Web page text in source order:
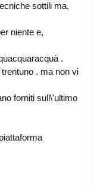
sottili ma,
niente e,
.
. ma non vi
forniti sull\'ultimo